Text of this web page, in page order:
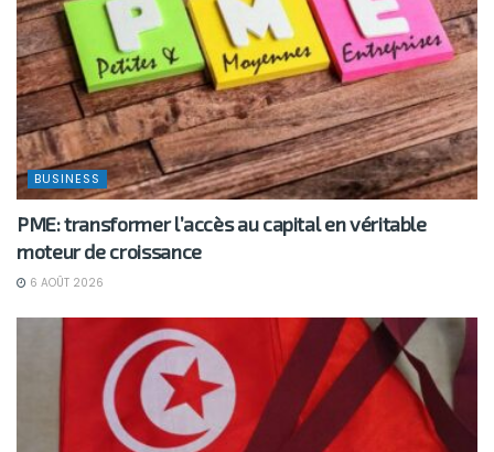
BUSINESS
PME: transformer l’accès au capital en véritable
moteur de croissance
6 AOÛT 2026